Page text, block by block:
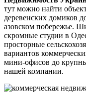
тут можно найти
деревенских домиков
азовском побережье.
скромные студии в
просторные
вариантов
мини-офисов до
нашей компании.